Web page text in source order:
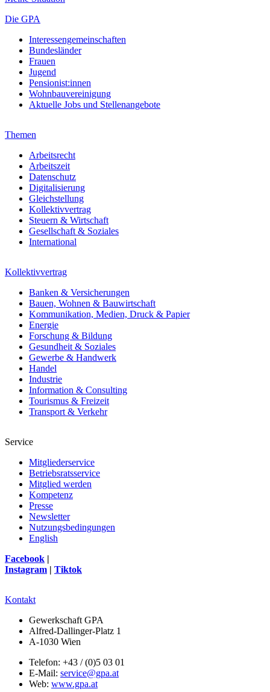
Die GPA
Interessengemeinschaften
Bundesländer
Frauen
Jugend
Pensionist:innen
Wohnbauvereinigung
Aktuelle Jobs und Stellenangebote
Themen
Arbeitsrecht
Arbeitszeit
Datenschutz
Digitalisierung
Gleichstellung
Kollektivvertrag
Steuern & Wirtschaft
Gesellschaft & Soziales
International
Kollektivvertrag
Banken & Versicherungen
Bauen, Wohnen & Bauwirtschaft
Kommunikation, Medien, Druck & Papier
Energie
Forschung & Bildung
Gesundheit & Soziales
Gewerbe & Handwerk
Handel
Industrie
Information & Consulting
Tourismus & Freizeit
Transport & Verkehr
Service
Mitgliederservice
Betriebsratsservice
Mitglied werden
Kompetenz
Presse
Newsletter
Nutzungsbedingungen
English
Facebook |
Instagram | Tiktok
Kontakt
Gewerkschaft GPA
Alfred-Dallinger-Platz 1
A-1030 Wien
Telefon: +43 / (0)5 03 01
E-Mail: service@gpa.at
Web: www.gpa.at